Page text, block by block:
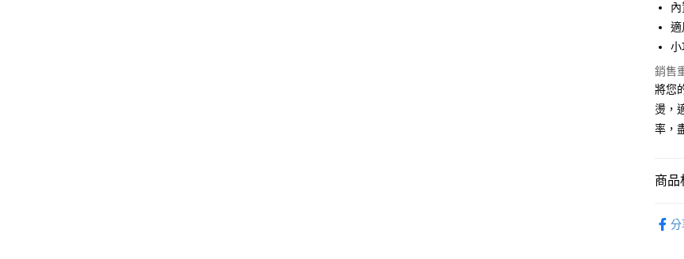
街口
悠遊
全家
付款
適
小
銷售
將您
燙，
率，
商品
分